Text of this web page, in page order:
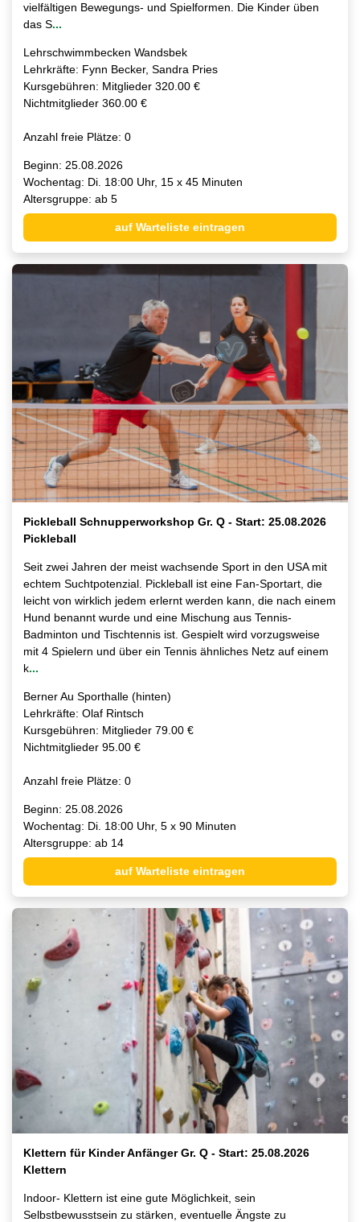
vielfältigen Bewegungs- und Spielformen. Die Kinder üben
das S...
Lehrschwimmbecken Wandsbek
Lehrkräfte: Fynn Becker, Sandra Pries
Kursgebühren: Mitglieder 320.00 €
Nichtmitglieder 360.00 €
Anzahl freie Plätze: 0
Beginn: 25.08.2026
Wochentag: Di. 18:00 Uhr, 15 x 45 Minuten
Altersgruppe: ab 5
auf Warteliste eintragen
Pickleball Schnupperworkshop Gr. Q - Start: 25.08.2026
Pickleball
Seit zwei Jahren der meist wachsende Sport in den USA mit
echtem Suchtpotenzial. Pickleball ist eine Fan-Sportart, die
leicht von wirklich jedem erlernt werden kann, die nach einem
Hund benannt wurde und eine Mischung aus Tennis-
Badminton und Tischtennis ist. Gespielt wird vorzugsweise
mit 4 Spielern und über ein Tennis ähnliches Netz auf einem
k...
Berner Au Sporthalle (hinten)
Lehrkräfte: Olaf Rintsch
Kursgebühren: Mitglieder 79.00 €
Nichtmitglieder 95.00 €
Anzahl freie Plätze: 0
Beginn: 25.08.2026
Wochentag: Di. 18:00 Uhr, 5 x 90 Minuten
Altersgruppe: ab 14
auf Warteliste eintragen
Klettern für Kinder Anfänger Gr. Q - Start: 25.08.2026
Klettern
Indoor- Klettern ist eine gute Möglichkeit, sein
Selbstbewusstsein zu stärken, eventuelle Ängste zu